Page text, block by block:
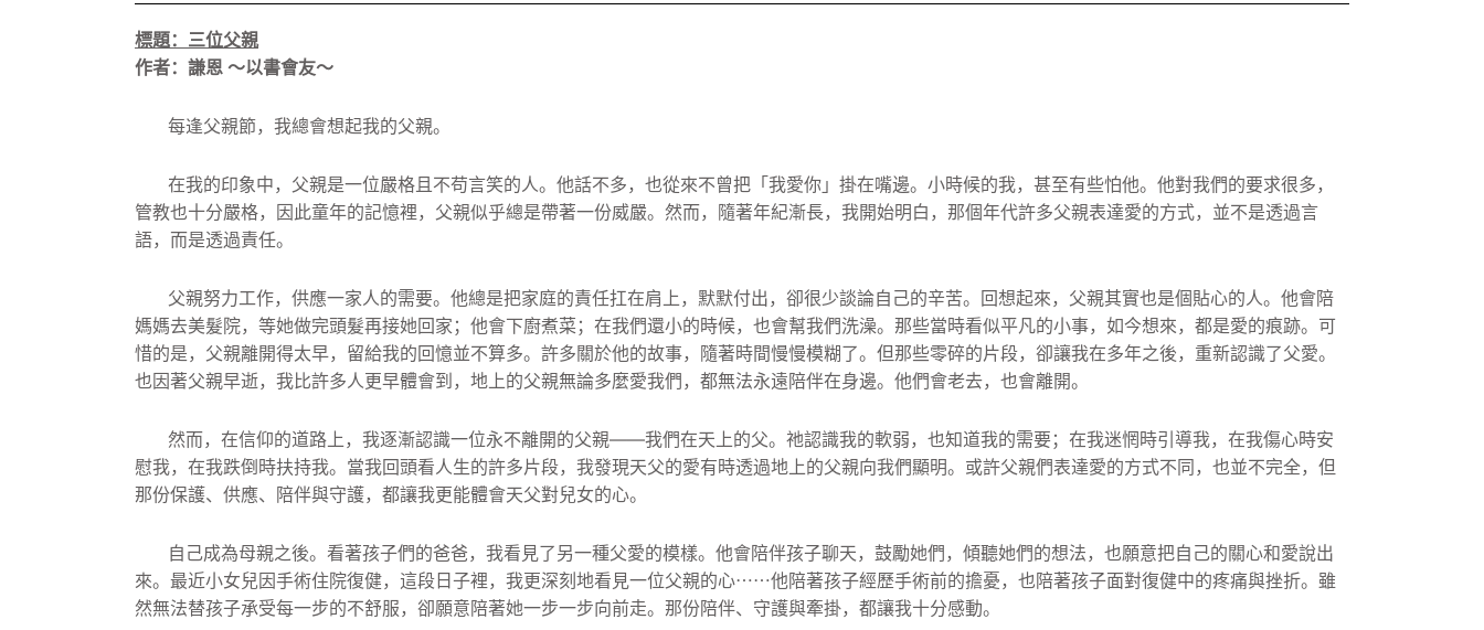
標題：三位父親
作者：謙恩 ～以書會友～
每逢父親節，我總會想起我的父親。
在我的印象中，父親是一位嚴格且不苟言笑的人。 他話不多，也從來不曾把「我愛你」掛在嘴邊。小時候的我， 甚至有些怕他。他對我們的要求很多，
管教也十分嚴格， 因此童年的記憶裡，父親似乎總是帶著一份威嚴。然而， 隨著年紀漸長，我開始明白，那個年代許多父親表達愛的方式， 並不是透過言
語，而是透過責任。
父親努力工作，供應一家人的需要。 他總是把家庭的責任扛在肩上，默默付出，卻很少談論自己的辛苦。 回想起來，父親其實也是個貼心的人。他會陪
媽媽去美髮院， 等她做完頭髮再接她回家；他會下廚煮菜；在我們還小的時候， 也會幫我們洗澡。那些當時看似平凡的小事，如今想來， 都是愛的痕跡。可
惜的是，父親離開得太早， 留給我的回憶並不算多。許多關於他的故事，隨著時間慢慢模糊了。 但那些零碎的片段，卻讓我在多年之後，重新認識了父愛。
也因著父親早逝，我比許多人更早體會到， 地上的父親無論多麼愛我們，都無法永遠陪伴在身邊。他們會老去， 也會離開。
然而，在信仰的道路上， 我逐漸認識一位永不離開的父親——我們在天上的父。 祂認識我的軟弱，也知道我的需要；在我迷惘時引導我， 在我傷心時安
慰我，在我跌倒時扶持我。 當我回頭看人生的許多片段， 我發現天父的愛有時透過地上的父親向我們顯明。 或許父親們表達愛的方式不同，也並不完全，但
那份保護、供應、 陪伴與守護，都讓我更能體會天父對兒女的心。
自己成為母親之後。看著孩子們的爸爸， 我看見了另一種父愛的模樣。他會陪伴孩子聊天，鼓勵她們， 傾聽她們的想法，也願意把自己的關心和愛說出
來。 最近小女兒因手術住院復健，這段日子裡， 我更深刻地看見一位父親的心⋯⋯他陪著孩子經歷手術前的擔憂， 也陪著孩子面對復健中的疼痛與挫折。 雖
然無法替孩子承受每一步的不舒服， 卻願意陪著她一步一步向前走。那份陪伴、守護與牽掛， 都讓我十分感動。